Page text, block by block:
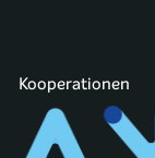
Kooperationen